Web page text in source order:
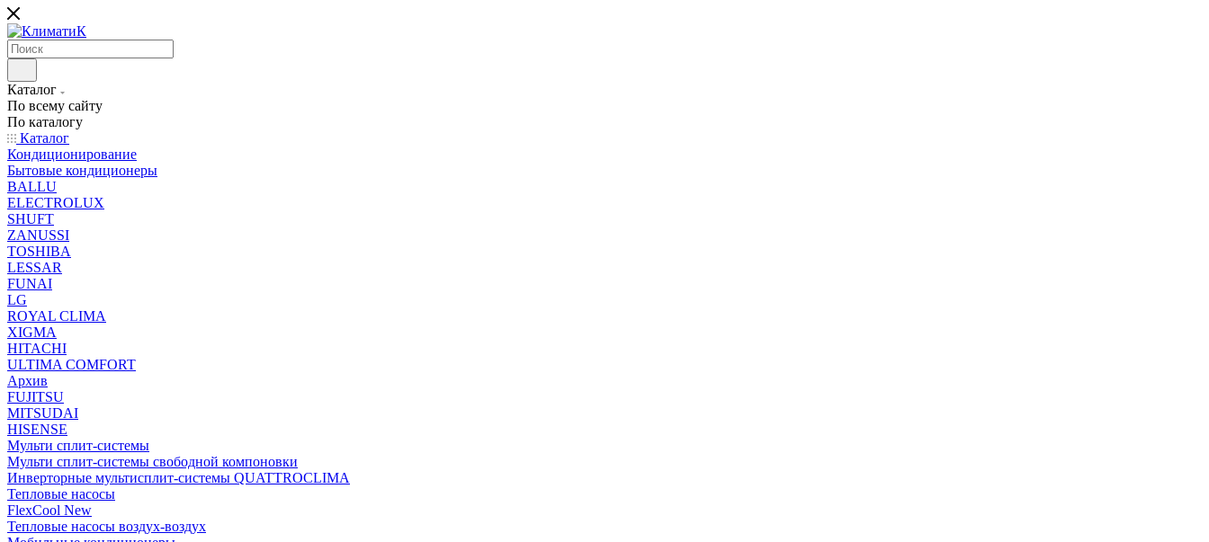
Каталог
По всему сайту
По каталогу
Каталог
Кондиционирование
Бытовые кондиционеры
BALLU
ELECTROLUX
SHUFT
ZANUSSI
TOSHIBA
LESSAR
FUNAI
LG
ROYAL CLIMA
XIGMA
HITACHI
ULTIMA COMFORT
Архив
FUJITSU
MITSUDAI
HISENSE
Мульти сплит-системы
Мульти сплит-системы свободной компоновки
Инверторные мультисплит-системы QUATTROCLIMA
Тепловые насосы
FlexCool New
Тепловые насосы воздух-воздух